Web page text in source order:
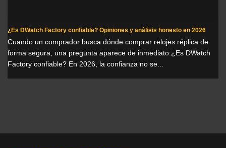
¿Es DWatch Factory confiable? Opiniones y análisis honesto en 2026
Cuando un comprador busca dónde comprar relojes réplica de
forma segura, una pregunta aparece de inmediato:¿Es DWatch
Factory confiable? En 2026, la confianza no se...